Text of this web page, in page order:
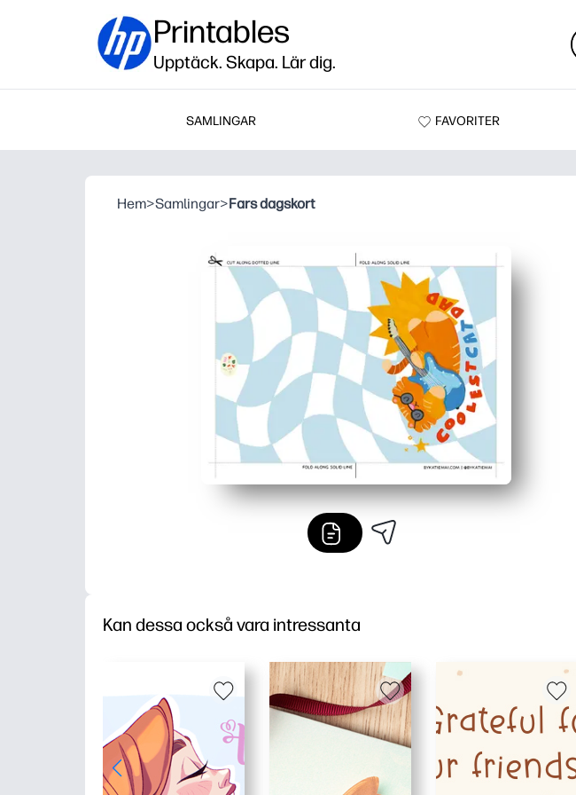
Printables
Upptäck. Skapa. Lär dig.
SAMLINGAR FAVORITER
Hem>Samlingar>Fars dagskort
Kan dessa också vara intressanta